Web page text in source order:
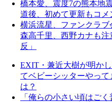
橋本愛、震度7の熊本地
道後、初めて更新もコメ
横浜流星、ファンクラ
森高千里、西野カナも
反」
EXIT・兼近大樹が明か
てベビーシッターやって
は？
「俺らの小さい頃はご